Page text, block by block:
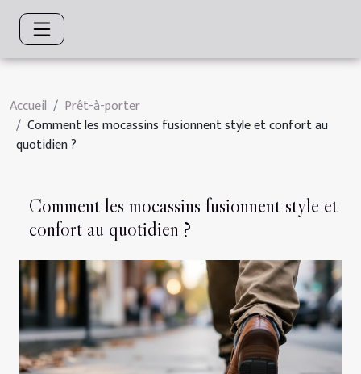
Accueil
Prêt-à-porter
Comment les mocassins fusionnent style et confort au
quotidien ?
Comment les mocassins fusionnent style et
confort au quotidien ?